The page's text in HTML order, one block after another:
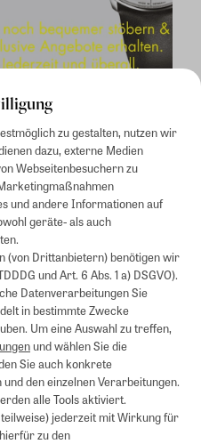
zu gestalten, nutzen wir
dazu, externe Medien
Webseitenbesuchern zu
und andere Informationen auf
geräte- als auch
(von Drittanbietern) benötigen wir
und Art. 6 Abs. 1 a) DSGVO).
Datenverarbeitungen Sie
in bestimmte Zwecke
Um eine Auswahl zu treffen,
und wählen Sie die
Sie auch konkrete
den einzelnen Verarbeitungen.
alle Tools aktiviert.
jederzeit mit Wirkung für
zu den
auf Produkte, die der
Akademie, e-Books. Keine
weiteren Gutscheinen/Rabatten
Rückversand ausgeschlossen.
finden Sie hier.
zzgl. Versandkosten
Pinterest